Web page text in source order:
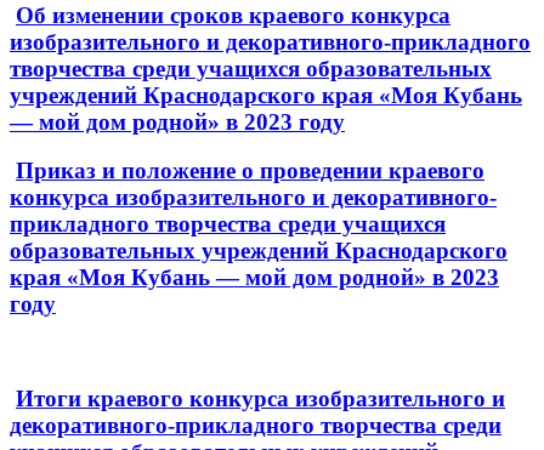
Об изменении сроков краевого конкурса
изобразительного и декоративного-прикладного
творчества среди учащихся образовательных
учреждений Краснодарского края «Моя Кубань
— мой дом родной» в 2023 году
Приказ и положение о проведении краевого
конкурса изобразительного и декоративного-
прикладного творчества среди учащихся
образовательных учреждений Краснодарского
края «Моя Кубань — мой дом родной» в 2023
году
Итоги краевого конкурса изобразительного и
декоративного-прикладного творчества среди